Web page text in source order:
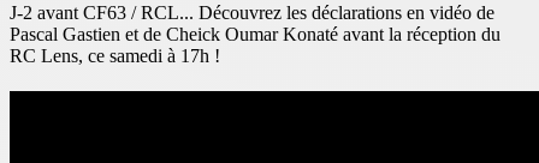
J-2 avant CF63 / RCL... Découvrez les déclarations en vidéo de
Pascal Gastien et de Cheick Oumar Konaté avant la réception du
RC Lens, ce samedi à 17h !